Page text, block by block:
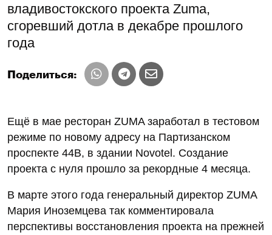
владивостокского проекта Zuma,
сгоревший дотла в декабре прошлого
года
Поделиться:
Ещё в мае ресторан ZUMA заработал в тестовом
режиме по новому адресу на Партизанском
проспекте 44В, в здании Novotel. Создание
проекта с нуля прошло за рекордные 4 месяца.
В марте этого года генеральный директор ZUMA
Мария Иноземцева так комментировала
перспективы восстановления проекта на прежней